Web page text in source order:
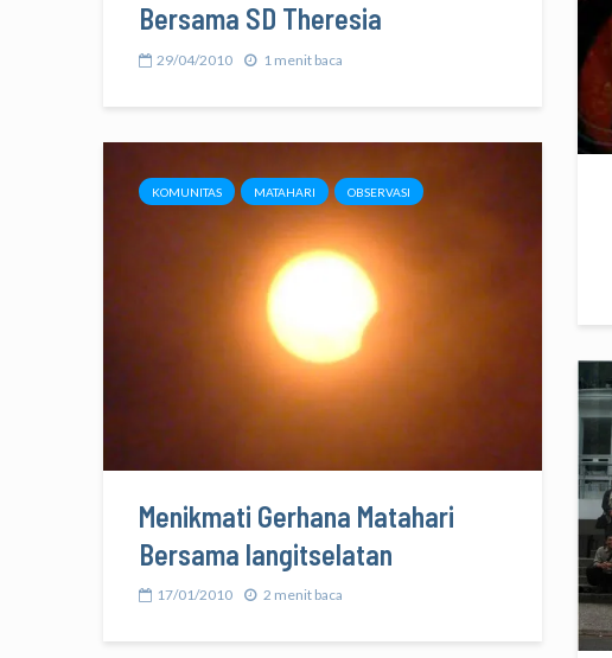
Bersama SD Theresia
29/04/2010 1 menit baca
KOMUNITAS MATAHARI OBSERVASI
Menikmati Gerhana Matahari
Bersama langitselatan
17/01/2010 2 menit baca